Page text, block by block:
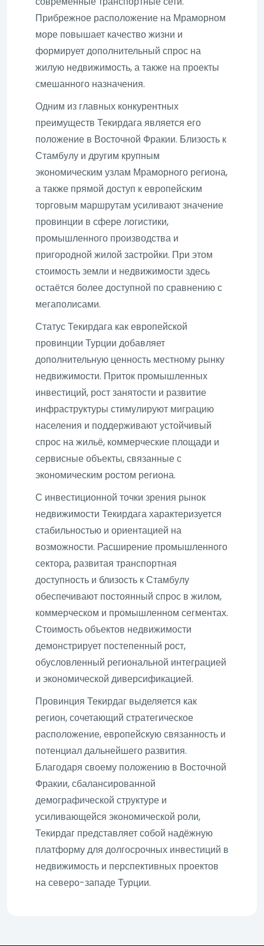
Прибрежное расположение на Мраморном
море повышает качество жизни и
формирует дополнительный спрос на
жилую недвижимость, а также на проекты
смешанного назначения.
Одним из главных конкурентных
преимуществ Текирдага является его
положение в Восточной Фракии. Близость к
Стамбулу и другим крупным
экономическим узлам Мраморного региона,
а также прямой доступ к европейским
торговым маршрутам усиливают значение
провинции в сфере логистики,
промышленного производства и
пригородной жилой застройки. При этом
стоимость земли и недвижимости здесь
остаётся более доступной по сравнению с
мегаполисами.
Статус Текирдага как европейской
провинции Турции добавляет
дополнительную ценность местному рынку
недвижимости. Приток промышленных
инвестиций, рост занятости и развитие
инфраструктуры стимулируют миграцию
населения и поддерживают устойчивый
спрос на жильё, коммерческие площади и
сервисные объекты, связанные с
экономическим ростом региона.
С инвестиционной точки зрения рынок
недвижимости Текирдага характеризуется
стабильностью и ориентацией на
возможности. Расширение промышленного
сектора, развитая транспортная
доступность и близость к Стамбулу
обеспечивают постоянный спрос в жилом,
коммерческом и промышленном сегментах.
Стоимость объектов недвижимости
демонстрирует постепенный рост,
обусловленный региональной интеграцией
и экономической диверсификацией.
Провинция Текирдаг выделяется как
регион, сочетающий стратегическое
расположение, европейскую связанность и
потенциал дальнейшего развития.
Благодаря своему положению в Восточной
Фракии, сбалансированной
демографической структуре и
усиливающейся экономической роли,
Текирдаг представляет собой надёжную
платформу для долгосрочных инвестиций в
недвижимость и перспективных проектов
на северо-западе Турции.